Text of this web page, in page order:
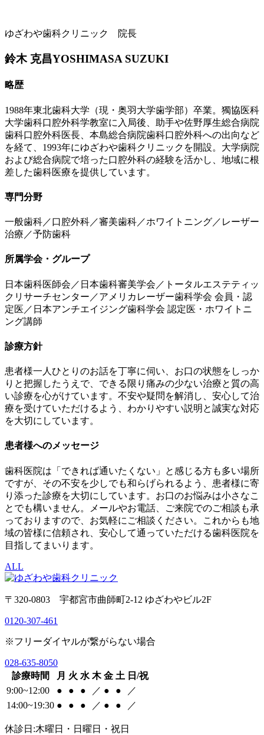
ゆざわや歯科クリニック 院長
鈴木 克昌YOSHIMASA SUZUKI
略歴
1988年東北歯科大学（現・奥羽大学歯学部）卒業。獨協医科
大学歯科口腔外科学教室に入局後、助手や佐野厚生総合病院
歯科口腔外科医長、本島総合病院歯科口腔外科への出向など
を経て、1993年にゆざわや歯科クリニックを開設。大学病院
および総合病院で培った口腔外科の経験を活かし、地域に根
差した歯科医療を提供しています。
専門分野
一般歯科／口腔外科／審美歯科／ホワイトニング／レーザー
治療／予防歯科
所属学会・グループ
日本歯科医師会／日本歯科審美学会／トータルエステティッ
クリサーチセンター／アメリカレーザー歯科学会 会員・認
定医／日本アンチエイジング歯科学会 認定医・ホワイトニ
ング講師
診療方針
患者様一人ひとりのお話を丁寧に伺い、お口の状態をしっか
りと把握したうえで、できる限り痛みの少ない治療と質の高
い診療を心がけています。不安や疑問を解消し、安心して治
療を受けていただけるよう、わかりやすい説明と誠実な対応
を大切にしています。
患者様へのメッセージ
歯科医院は「できれば通いたくない」と感じる方も多い場所
ですが、その不安を少しでも和らげられるよう、患者様に寄
り添った診療を大切にしています。お口のお悩みは小さなこ
とでも構いません。メールやお電話、ご来院でのご相談も承
っておりますので、お気軽にご相談ください。これからも地
域の皆様に信頼され、安心して通っていただける歯科医院を
目指してまいります。
ALL
〒320-0803 宇都宮市曲師町2-12 ゆざわやビル2F
0120-307-461
※フリーダイヤルが繋がらない場合
028-635-8050
診療時間
月 火 水 木 金 土 日/祝
9:00~12:00
● ● ● ／ ● ●
／
14:00~19:30 ● ● ● ／ ● ● ／
休診日:木曜日・日曜日・祝日